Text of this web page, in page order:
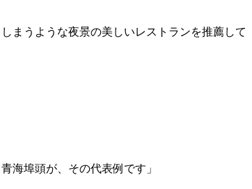
まうような夜景の美しいレストランを推薦して
海埠頭が、その代表例です」